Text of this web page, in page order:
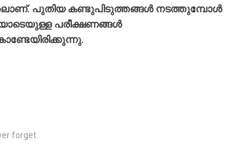
പുതിയ കണ്ടുപിടുത്തങ്ങൾ നടത്തുമ്പോൾ
പരീക്ഷണങ്ങൾ
forget.